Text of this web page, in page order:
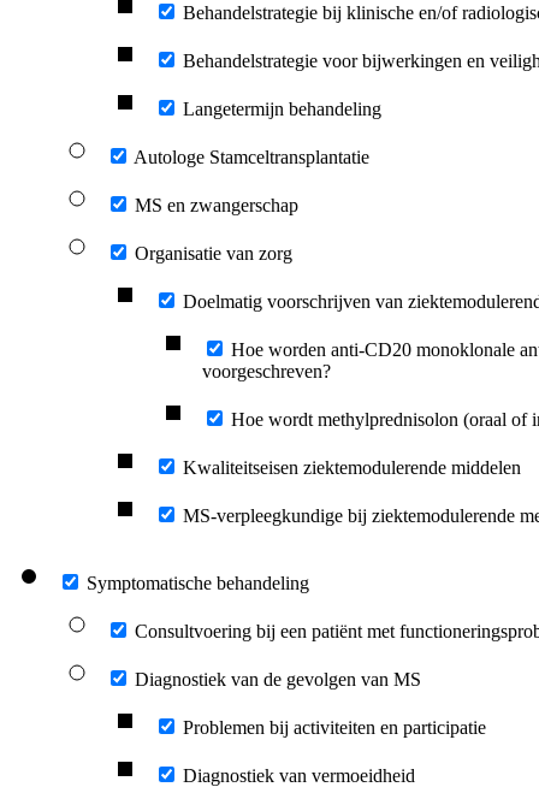
Behandelstrategie bij klinische en/of
Behandelstrategie voor bijwerkingen en
Langetermijn behandeling
Autologe Stamceltransplantatie
MS en zwangerschap
Organisatie van zorg
Doelmatig voorschrijven van
Hoe worden anti-CD20 monoklonale
voorgeschreven?
Hoe wordt methylprednisolon (oraal of
Kwaliteitseisen ziektemodulerende middelen
MS-verpleegkundige bij ziektemodulerende
Symptomatische behandeling
Consultvoering bij een patiënt met
Diagnostiek van de gevolgen van MS
Problemen bij activiteiten en participatie
Diagnostiek van vermoeidheid